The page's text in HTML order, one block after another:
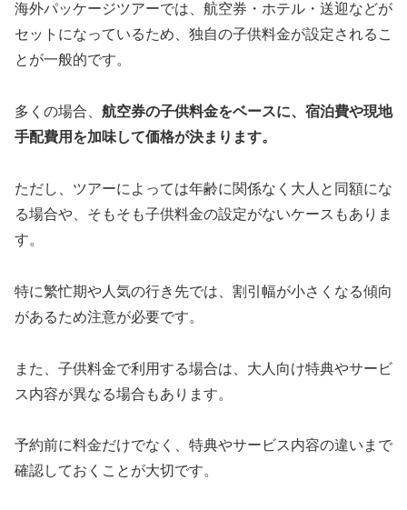
海外パッケージツアーでは、航空券・ホテル・送迎などが
セットになっているため、独自の子供料金が設定されるこ
とが一般的です。
多くの場合、 航空券の子供料金をベースに、宿泊費や現地
手配費用を加味して価格が決まります。
ただし、ツアーによっては年齢に関係なく大人と同額にな
る場合や、そもそも子供料金の設定がないケースもありま
す。
特に繁忙期や人気の行き先では、割引幅が小さくなる傾向
があるため注意が必要です。
また、子供料金で利用する場合は、大人向け特典やサービ
ス内容が異なる場合もあります。
予約前に料金だけでなく、特典やサービス内容の違いまで
確認しておくことが大切です。